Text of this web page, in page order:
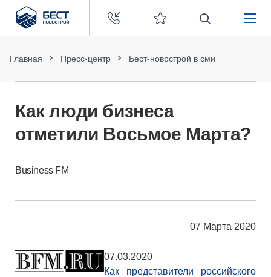
Бест
Новострой
ПОКУПАТЕЛЯМ
ЗАСТРОЙЩИКАМ
Главная Пресс-центр Бест-новострой в сми
Как люди бизнеса
отметили Восьмое Марта?
Business FM
07 Марта 2020
07.03.2020
Как представители российского